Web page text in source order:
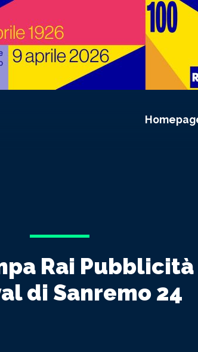
Rai
di Sanremo 24